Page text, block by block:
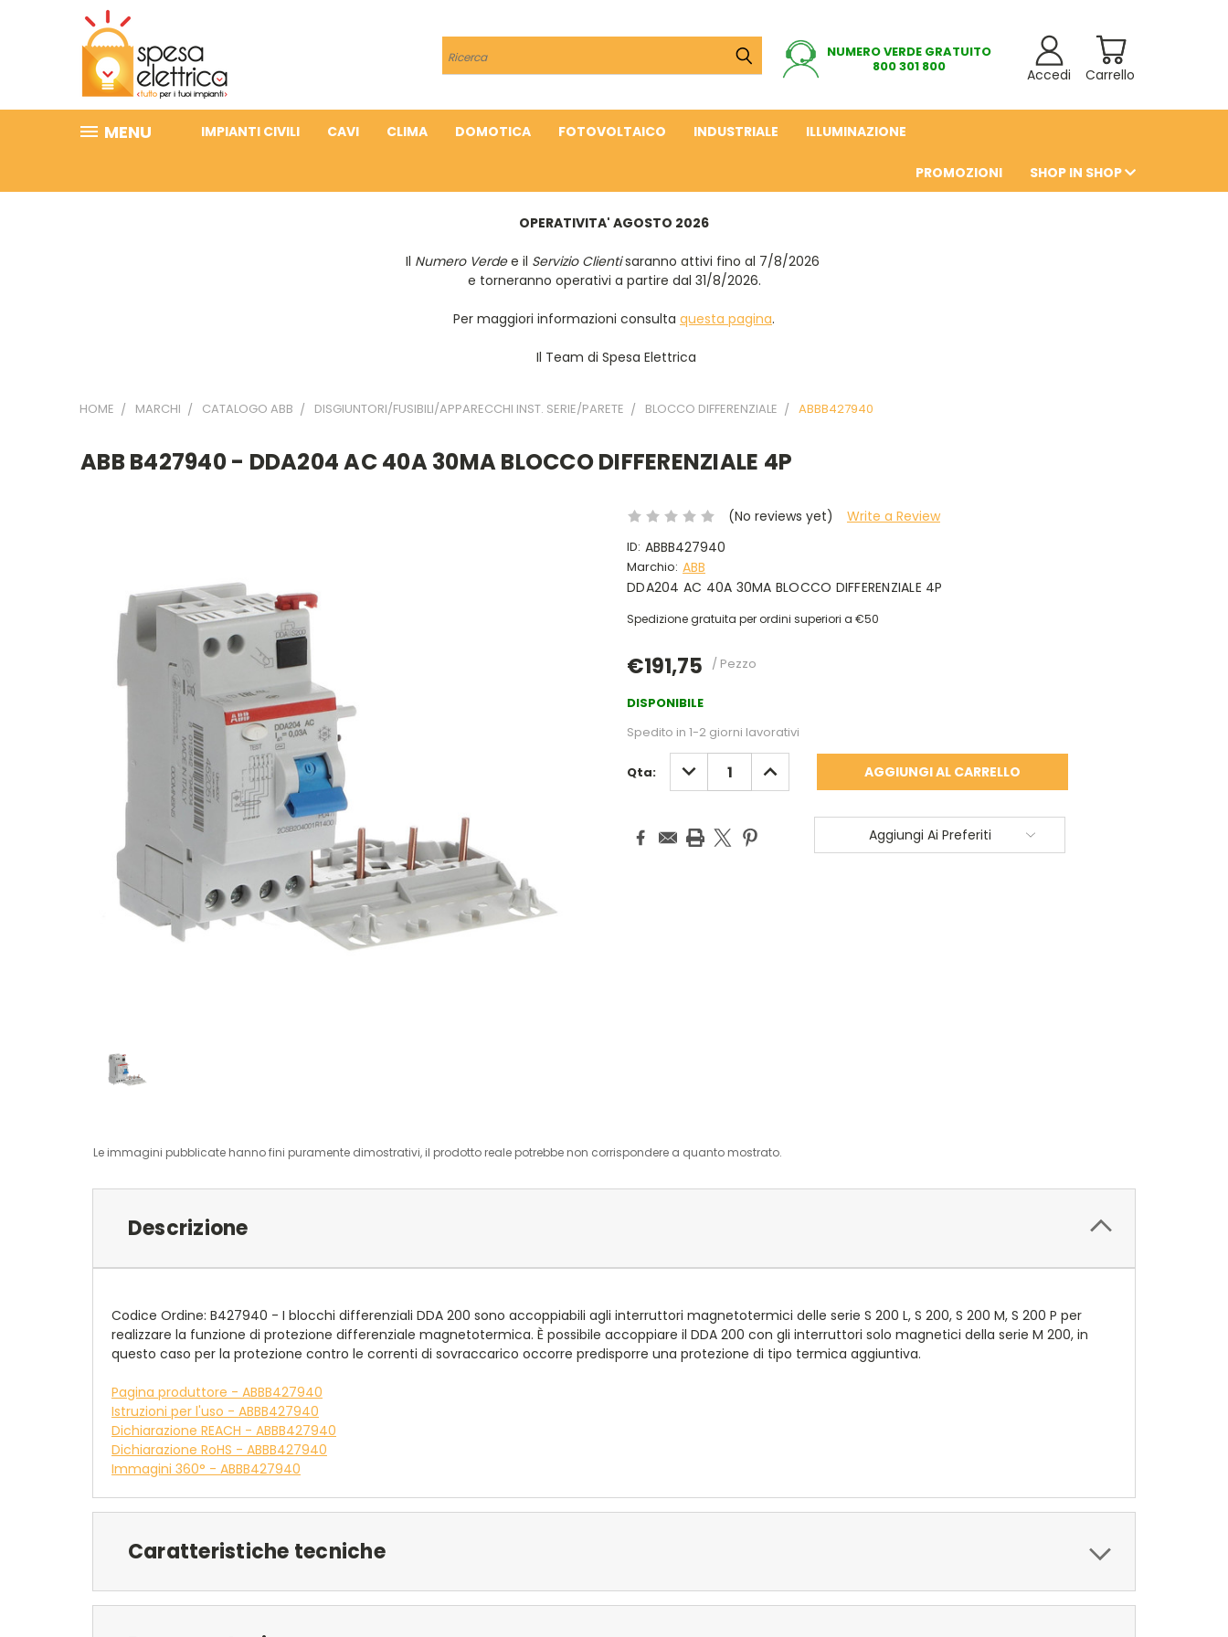
Cerca
NUMERO VERDE GRATUITO
800 301 800
Carrello
Accedi
MENU IMPIANTI CIVILI CAVI CLIMA DOMOTICA FOTOVOLTAICO INDUSTRIALE ILLUMINAZIONE
PROMOZIONI SHOP IN SHOP
OPERATIVITA' AGOSTO 2026
Il Numero Verdee il Servizio Clientisaranno attivi fino al 7/8/2026
e torneranno operativi a partire dal 31/8/2026.
Per maggiori informazioni consulta questa pagina.
Il Team di Spesa Elettrica
HOME MARCHI CATALOGO ABB DISGIUNTORI/FUSIBILI/APPARECCHI INST. SERIE/PARETE BLOCCO DIFFERENZIALE ABBB427940
ABB B427940 - DDA204 AC 40A 30MA BLOCCO DIFFERENZIALE 4P
(No reviews yet) Write a Review
ID: ABBB427940
Marchio: ABB
DDA204 AC 40A 30MA BLOCCO DIFFERENZIALE 4P
Spedizione gratuita per ordini superiori a €50
€191,75 / Pezzo
DISPONIBILE
Spedito in 1-2 giorni lavorativi
Qta: DIMINUISCI
QUANTITÀ:
AUMENTA
QUANTITÀ:
Aggiungi Ai Preferiti
Le immagini pubblicate hanno fini puramente dimostrativi, il prodotto reale potrebbe non corrispondere a quanto mostrato.
Descrizione
Codice Ordine: B427940 - I blocchi differenziali DDA 200 sono accoppiabili agli interruttori magnetotermici delle serie S 200 L, S 200, S 200 M, S 200 P per
realizzare la funzione di protezione differenziale magnetotermica. È possibile accoppiare il DDA 200 con gli interruttori solo magnetici della serie M 200, in
questo caso per la protezione contro le correnti di sovraccarico occorre predisporre una protezione di tipo termica aggiuntiva.
Pagina produttore - ABBB427940
Istruzioni per l'uso - ABBB427940
Dichiarazione REACH - ABBB427940
Dichiarazione RoHS - ABBB427940
Immagini 360° - ABBB427940
Caratteristiche tecniche